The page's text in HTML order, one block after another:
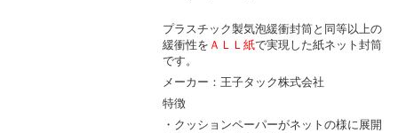
プラスチック製気泡緩衝封筒と同等以上の
緩衝性を ＡＬＬ紙で実現した紙ネット封筒
です。
メーカー：王子タック株式会社
特徴
・クッションペーパーがネットの様に展開